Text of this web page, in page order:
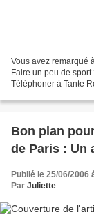
Vous avez remarqué
Faire un peu de
Téléphoner à Tante
Bon plan
de Paris : Un
Publié le 25/06/2006
Par Juliette